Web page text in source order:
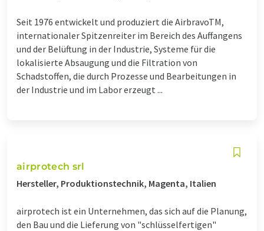
Seit 1976 entwickelt und produziert die AirbravoTM,
internationaler Spitzenreiter im Bereich des Auffangens
und der Belüftung in der Industrie, Systeme für die
lokalisierte Absaugung und die Filtration von
Schadstoffen, die durch Prozesse und Bearbeitungen in
der Industrie und im Labor erzeugt ...
airprotech srl
Hersteller, Produktionstechnik, Magenta, Italien
airprotech ist ein Unternehmen, das sich auf die Planung,
den Bau und die Lieferung von "schlüsselfertigen"